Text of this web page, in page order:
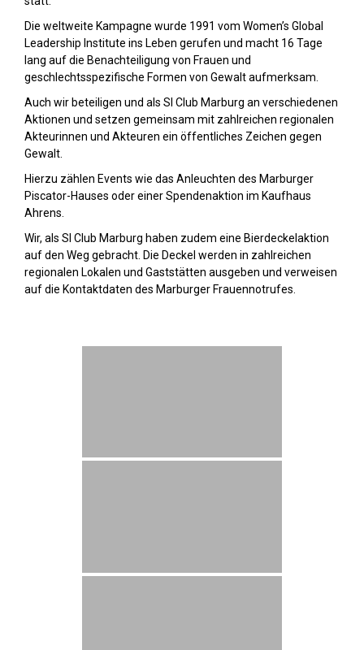
Die weltweite Kampagne wurde 1991 vom Women’s Global
Leadership Institute ins Leben gerufen und macht 16 Tage
lang auf die Benachteiligung von Frauen und
geschlechtsspezifische Formen von Gewalt aufmerksam.
Auch wir beteiligen und als SI Club Marburg an verschiedenen
Aktionen und setzen gemeinsam mit zahlreichen regionalen
Akteurinnen und Akteuren ein öffentliches Zeichen gegen
Gewalt.
Hierzu zählen Events wie das Anleuchten des Marburger
Piscator-Hauses oder einer Spendenaktion im Kaufhaus
Ahrens.
Wir, als SI Club Marburg haben zudem eine Bierdeckelaktion
auf den Weg gebracht. Die Deckel werden in zahlreichen
regionalen Lokalen und Gaststätten ausgeben und verweisen
auf die Kontaktdaten des Marburger Frauennotrufes.